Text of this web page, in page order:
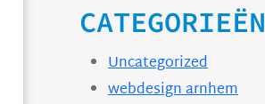
CATEGORIEËN
Uncategorized
webdesign arnhem